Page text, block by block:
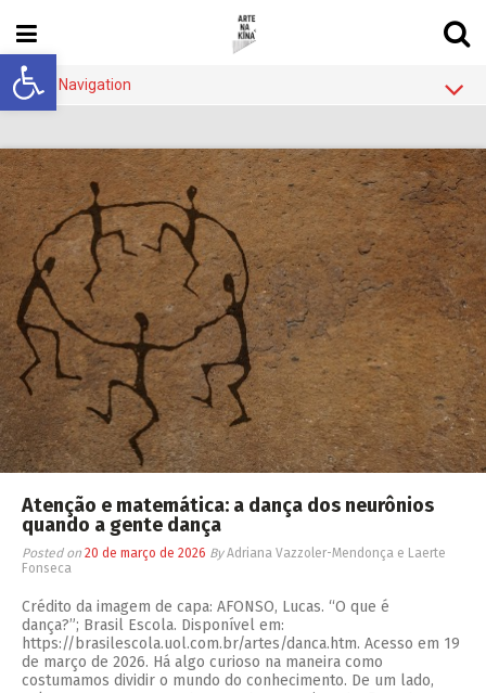
Abrir a barra de ferramentas
Main Navigation
Sobre
Quem
Rede de Blogs
Contato
Atenção e matemática: a dança dos neurônios
quando a gente dança
Posted on 20 de março de 2026 ByAdriana Vazzoler-Mendonça e Laerte
Fonseca
Crédito da imagem de capa: AFONSO, Lucas. “O que é
dança?”; Brasil Escola. Disponível em:
https://brasilescola.uol.com.br/artes/danca.htm. Acesso em 19
de março de 2026. Há algo curioso na maneira como
costumamos dividir o mundo do conhecimento. De um lado,